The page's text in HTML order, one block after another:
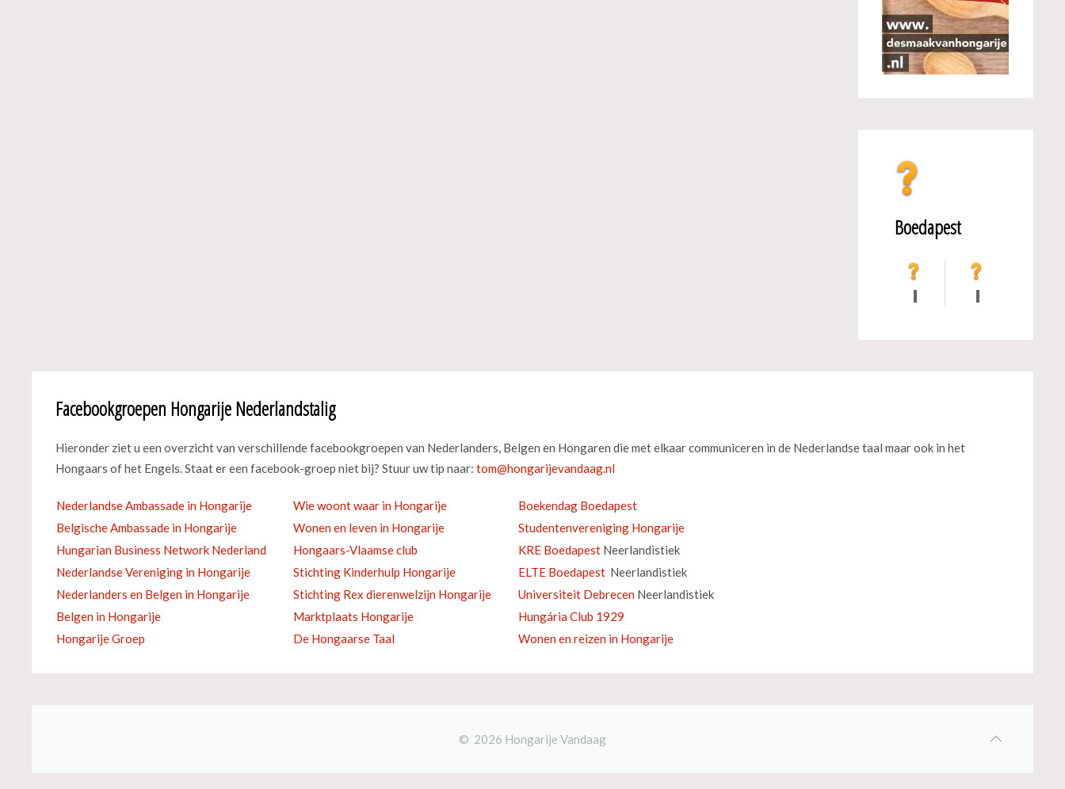
Boedapest
Facebookgroepen Hongarije Nederlandstalig
Hieronder ziet u een overzicht van verschillende facebookgroepen van Nederlanders, Belgen en Hongaren die met elkaar communiceren in de Nederlandse taal maar ook in het
Hongaars of het Engels. Staat er een facebook-groep niet bij? Stuur uw tip naar:
Nederlandse Ambassade in Hongarije Wie woont waar in Hongarije
Boekendag Boedapest
Belgische Ambassade in Hongarije
Wonen en leven in Hongarije
Studentenvereniging Hongarije
Hungarian Business Network Nederland
Hongaars-Vlaamse club KRE Boedapest Neerlandistiek
Nederlandse Vereniging in Hongarije
Stichting Kinderhulp Hongarije ELTE Boedapest Neerlandistiek
Nederlanders en Belgen in Hongarije
Stichting Rex dierenwelzijn Hongarije Universiteit Debrecen Neerlandistiek
Belgen in Hongarije
Marktplaats Hongarije
Hungária Club 1929
Hongarije Groep
De Hongaarse Taal Wonen en reizen in Hongarije
© 2026 Hongarije Vandaag